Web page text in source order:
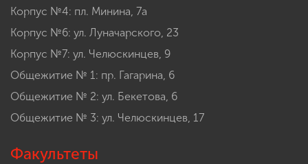
Корпус №4: пл. Минина, 7а
Корпус №6: ул. Луначарского, 23
Корпус №7: ул. Челюскинцев, 9
Общежитие № 1: пр. Гагарина, 6
Общежитие № 2: ул. Бекетова, 6
Общежитие № 3: ул. Челюскинцев, 17
Факультеты